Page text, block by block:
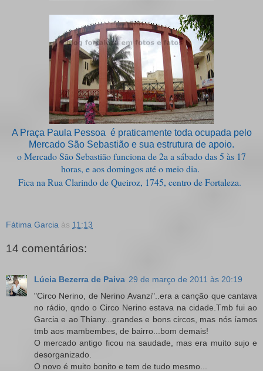
A Praça Paula Pessoa é praticamente toda ocupada pelo
Mercado São Sebastião e sua estrutura de apoio.
o Mercado São Sebastião funciona de 2a a sábado das 5 às 17
horas, e aos domingos até o meio dia.
Fica na Rua Clarindo de Queiroz, 1745, centro de Fortaleza.
Fátima Garcia às 11:13
14 comentários:
Lúcia Bezerra de Paiva 29 de março de 2011 às 20:19
"Circo Nerino, de Nerino Avanzi"..era a canção que cantava
no rádio, qndo o Circo Nerino estava na cidade.Tmb fui ao
Garcia e ao Thiany...grandes e bons circos, mas nós íamos
tmb aos mambembes, de bairro...bom demais!
O mercado antigo ficou na saudade, mas era muito sujo e
desorganizado.
O novo é muito bonito e tem de tudo mesmo...